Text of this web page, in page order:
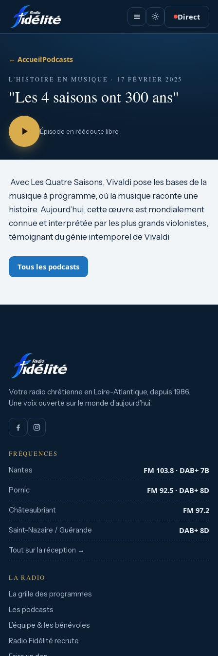
Direct
← Accueil·Podcasts
L'HISTOIRE EN MUSIQUE · 17 FÉVRIER 2025
"Les 4 saisons ont 300 ans"
Épisode en réécoute libre
Avec Les Quatre Saisons, Vivaldi pose les bases de la
musique à programme, où la musique raconte une
histoire. Aujourd’hui, cette œuvre est mondialement
connue et interprétée par les plus grands violonistes,
témoignant du génie intemporel de Vivaldi
Tous les podcasts
Votre radio chrétienne en Loire-Atlantique, depuis 1986.
Une voix ouverte sur le monde d’aujourd’hui.
FRÉQUENCES
Nantes
FM 103.8 · DAB+ 7B
Pornic FM 92.5 · DAB+ 8D
Châteaubriant FM 97.2
Saint-Nazaire / Guérande DAB+ 8D
Tout sur la réception →
LA RADIO
La grille des programmes
Les podcasts
L’équipe & les bénévoles
Radio Fidélité recrute